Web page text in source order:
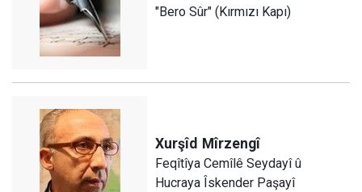
"Bero Sûr" (Kırmızı Kapı)
Xurşîd Mîrzengî
Feqîtîya Cemîlê Seydayî û
Hucraya Îskender Paşayî